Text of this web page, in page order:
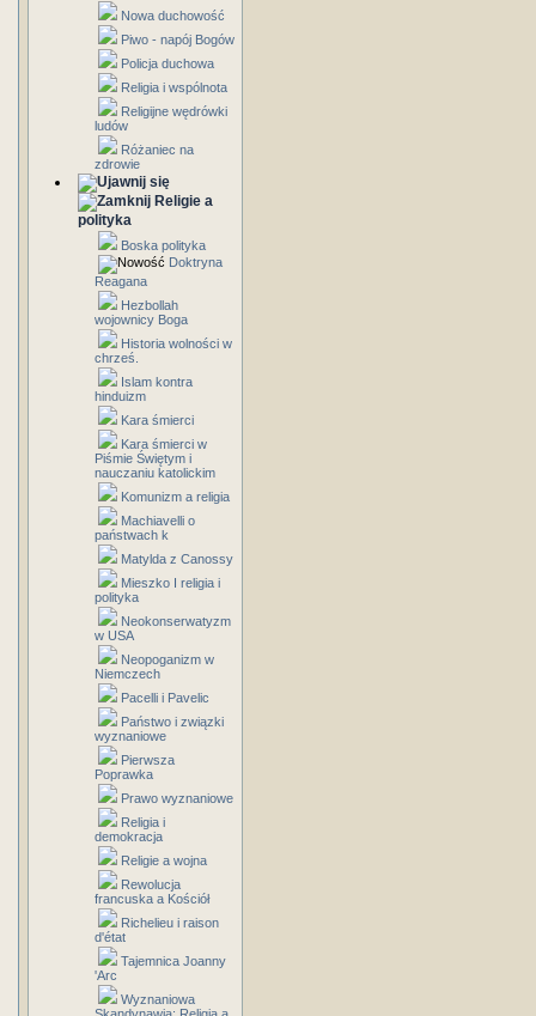
Nowa duchowość
Piwo - napój Bogów
Policja duchowa
Religia i wspólnota
Religijne wędrówki
ludów
Różaniec na
zdrowie
Religie a
polityka
Boska polityka
Doktryna
Reagana
Hezbollah
wojownicy Boga
Historia wolności w
chrześ.
Islam kontra
hinduizm
Kara śmierci
Kara śmierci w
Piśmie Świętym i
nauczaniu katolickim
Komunizm a religia
Machiavelli o
państwach k
Matylda z Canossy
Mieszko I religia i
polityka
Neokonserwatyzm
w USA
Neopoganizm w
Niemczech
Pacelli i Pavelic
Państwo i związki
wyznaniowe
Pierwsza
Poprawka
Prawo wyznaniowe
Religia i
demokracja
Religie a wojna
Rewolucja
francuska a Kościół
Richelieu i raison
d'état
Tajemnica Joanny
'Arc
Wyznaniowa